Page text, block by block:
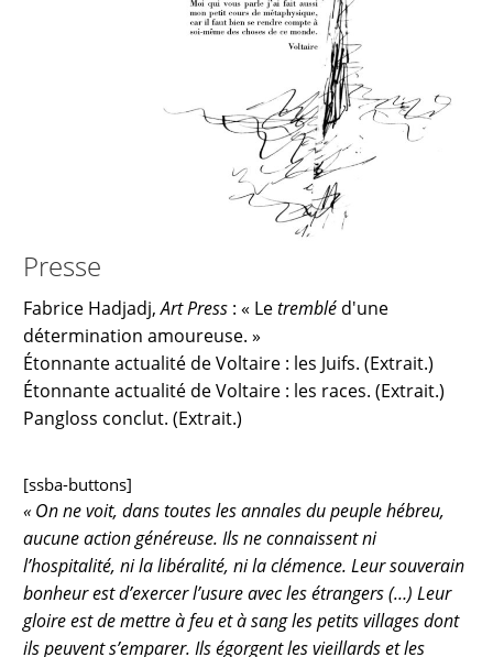
Presse
Fabrice Hadjadj,Art Press : « Letremblé d'une
détermination amoureuse. »
Étonnante actualité de Voltaire : les Juifs. (Extrait.)
Étonnante actualité de Voltaire : les races. (Extrait.)
Pangloss conclut. (Extrait.)
[ssba-buttons]
« On ne voit, dans toutes les annales du peuple hébreu,
aucune action généreuse. Ils ne connaissent ni
l’hospitalité, ni la libéralité, ni la clémence. Leur souverain
bonheur est d’exercer l’usure avec les étrangers (…) Leur
gloire est de mettre à feu et à sang les petits villages dont
ils peuvent s’emparer. Ils égorgent les vieillards et les